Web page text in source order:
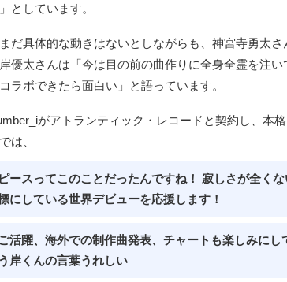
としています。
だ具体的な動きはないとしながらも、神宮寺勇太
優太さんは「今は目の前の曲作りに全身全霊を注
ラボできたら面白い」と語っています。
がアトランティック・レコードと契約し、本
は、
ースってこのことだったんですね！ 寂しさが全く
にしている世界デビューを応援します！
活躍、海外での制作曲発表、チャートも楽しみに
岸くんの言葉うれしい